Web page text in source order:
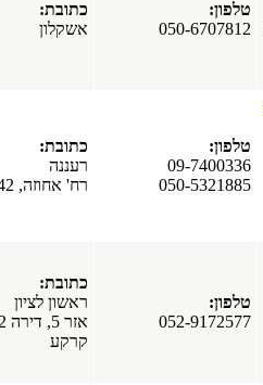
טלפון:
050-6707812
כתובת:
אשקלון
טלפון:
09-7400336
050-5321885
כתובת:
רעננה
רח' אחוזה, 142
טלפון:
052-9172577
כתובת:
ראשון לציון
קרקע